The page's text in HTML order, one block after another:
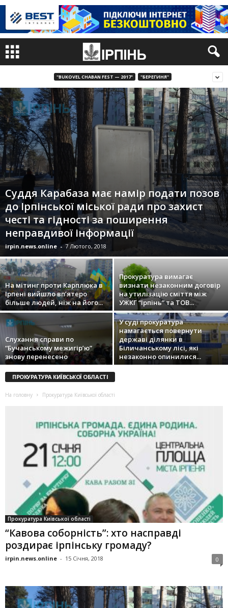
"BUKOVEL CHABAN FEST — 2017" "БЕРЕГИНЯ"
Суддя Карабаза має намір подати позов
до Ірпінської міської ради про захист
честі та гідності за поширення
неправдивої інформації
irpin.news.online - 7 Лютого, 2018
На мітинг проти Карплюка в
Ірпені вийшло вп’ятеро
більше людей, ніж на його...
Прокуратура вимагає
визнати незаконним договір
на утилізацію сміття між
УЖКГ “Ірпінь” та ТОВ...
Слухання справи по
“Бучанському межигір’ю”
знову перенесено
У суді прокуратура
намагається повернути
державі ділянки в
Біличанському лісі, які
незаконно опинилися...
ПРОКУРАТУРА КИЇВСЬКОЇ ОБЛАСТІ
На головну Прокуратура Київської області
Прокуратура Київської області
“Кавова соборність”: хто насправді
роздирає ірпінську громаду?
irpin.news.online - 15 Січня, 2018 0